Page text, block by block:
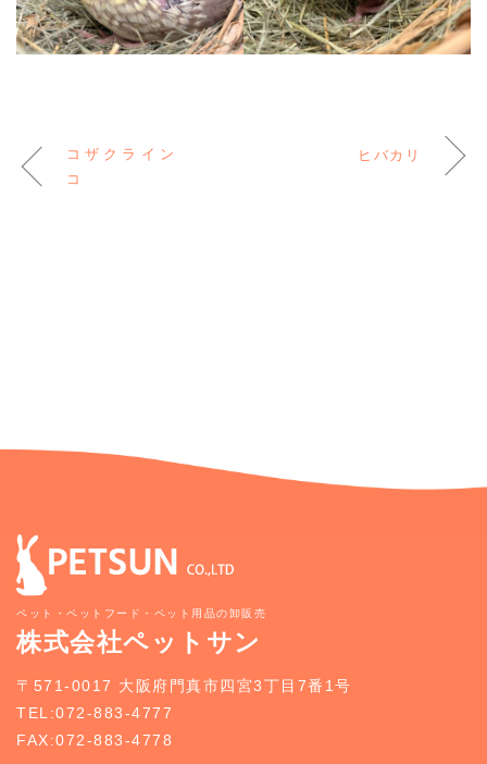
コザクライン
コ
ヒバカリ
ペット・ペットフード・ペット用品の卸販売
株式会社ペットサン
〒571-0017 大阪府門真市四宮3丁目7番1号
TEL:072-883-4777
FAX:072-883-4778